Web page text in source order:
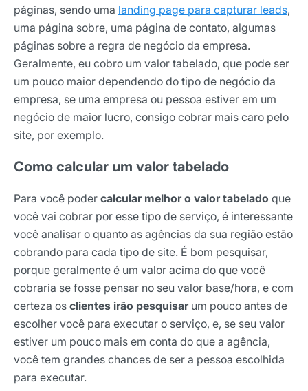
páginas, sendo uma landing page para capturar leads,
uma página sobre, uma página de contato, algumas
páginas sobre a regra de negócio da empresa.
Geralmente, eu cobro um valor tabelado, que pode ser
um pouco maior dependendo do tipo de negócio da
empresa, se uma empresa ou pessoa estiver em um
negócio de maior lucro, consigo cobrar mais caro pelo
site, por exemplo.
Como calcular um valor tabelado
Para você poder calcular melhor o valor tabelado que
você vai cobrar por esse tipo de serviço, é interessante
você analisar o quanto as agências da sua região estão
cobrando para cada tipo de site. É bom pesquisar,
porque geralmente é um valor acima do que você
cobraria se fosse pensar no seu valor base/hora, e com
certeza os clientes irão pesquisar um pouco antes de
escolher você para executar o serviço, e, se seu valor
estiver um pouco mais em conta do que a agência,
você tem grandes chances de ser a pessoa escolhida
para executar.